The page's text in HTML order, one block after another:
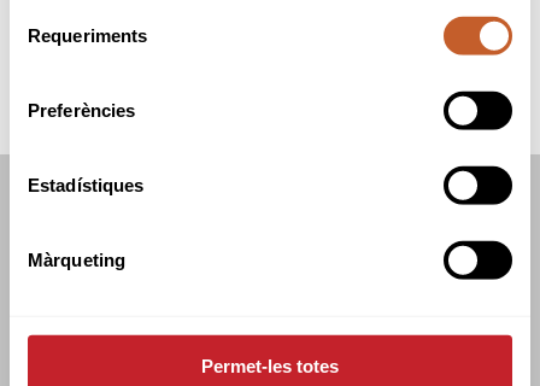
Requeriments
Preferències
Estadístiques
Màrqueting
Permet-les totes
C/TUSET 32, 8A PLANTA. 08006 BCN